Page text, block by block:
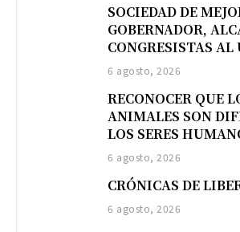
SOCIEDAD DE
GOBERNADOR,
CONGRESISTAS AL
6 agosto, 2026
RECONOCER QUE
ANIMALES SON
LOS SERES
6 agosto, 2026
CRÓNICAS DE
6 agosto, 2026